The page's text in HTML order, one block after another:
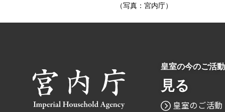
（写真：宮内庁）
皇室の今のご活
見る
皇室のご活